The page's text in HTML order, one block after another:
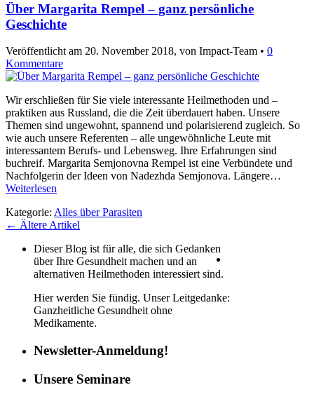
Über Margarita Rempel – ganz persönliche
Geschichte
Veröffentlicht am 20. November 2018, von Impact-Team • 0
Kommentare
Wir erschließen für Sie viele interessante Heilmethoden und –
praktiken aus Russland, die die Zeit überdauert haben. Unsere
Themen sind ungewohnt, spannend und polarisierend zugleich. So
wie auch unsere Referenten – alle ungewöhnliche Leute mit
interessantem Berufs- und Lebensweg. Ihre Erfahrungen sind
buchreif. Margarita Semjonovna Rempel ist eine Verbündete und
Nachfolgerin der Ideen von Nadezhda Semjonova. Längere…
Weiterlesen
Kategorie: Alles über Parasiten
← Ältere Artikel
Dieser Blog ist für alle, die sich Gedanken
über Ihre Gesundheit machen und an
alternativen Heilmethoden interessiert sind.
Hier werden Sie fündig. Unser Leitgedanke:
Ganzheitliche Gesundheit ohne
Medikamente.
Newsletter-Anmeldung!
Unsere Seminare